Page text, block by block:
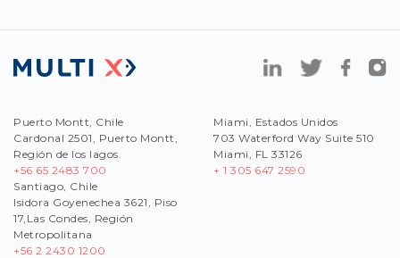
Puerto Montt, Chile
Cardonal 2501, Puerto Montt,
Región de los lagos.
+56 65 2483 700
Santiago, Chile
Isidora Goyenechea 3621, Piso
17,Las Condes, Región
Metropolitana
+56 2 2430 1200
Miami, Estados Unidos
703 Waterford Way Suite 510
Miami, FL 33126
+ 1 305 647 2590